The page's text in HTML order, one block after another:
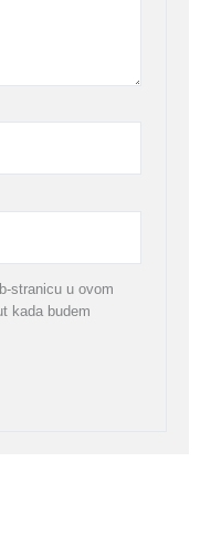
stranicu u ovom
kada budem